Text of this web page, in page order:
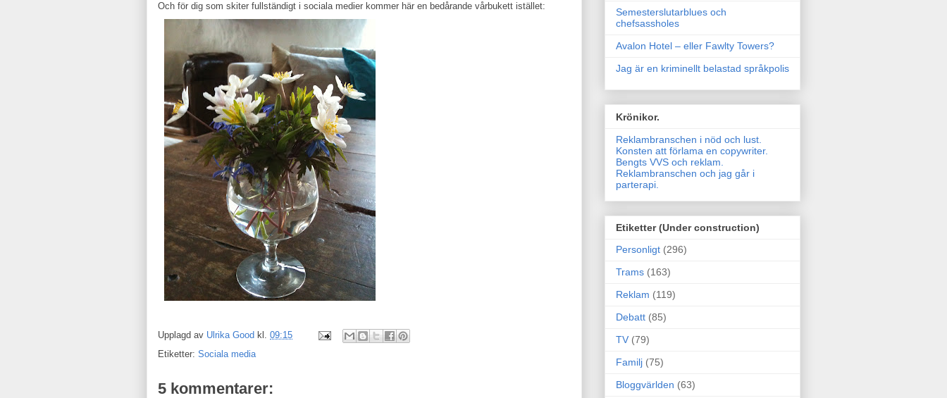
Och för dig som skiter fullständigt i sociala medier kommer här en bedårande vårbukett istället:
Upplagd av Ulrika Good kl. 09:15
Etiketter: Sociala media
5 kommentarer:
Semesterslutarblues och
chefsassholes
Avalon Hotel – eller Fawlty Towers?
Jag är en kriminellt belastad språkpolis
Krönikor.
Reklambranschen i nöd och lust.
Konsten att förlama en copywriter.
Bengts VVS och reklam.
Reklambranschen och jag går i
parterapi.
Etiketter (Under construction)
Personligt (296)
Trams (163)
Reklam (119)
Debatt (85)
TV (79)
Familj (75)
Bloggvärlden (63)